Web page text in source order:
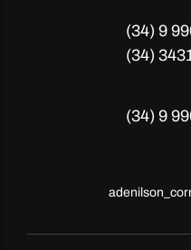
(34) 9
(34)
(34) 9